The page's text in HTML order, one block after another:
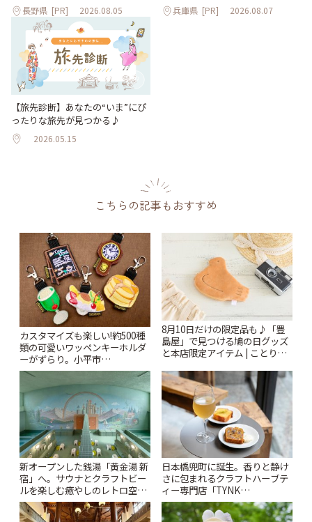
長野県 [PR] 2026.08.05 兵庫県 [PR] 2026.08.07
【旅先診断】あなたの“いま”にぴ
ったりな旅先が見つかる♪
2026.05.15
こちらの記事もおすすめ
カスタマイズも楽しい!約500種
類の可愛いワッペンキーホルダ
ーがずらり。小平市
「Kimamaya T&K」 | ことりっ
8月10日だけの限定品も♪「豊
島屋」で見つける鳩の日グッズ
と本店限定アイテム | ことりっ
新オープンした銭湯「黄金湯 新
宿」へ。サウナとクラフトビー
ルを楽しむ癒やしのレトロ空間
| ことりっぷ
日本橋兜町に誕生。香りと静け
さに包まれるクラフトハーブテ
ィー専門店「TYNK
Kabutocho」 | ことりっぷ